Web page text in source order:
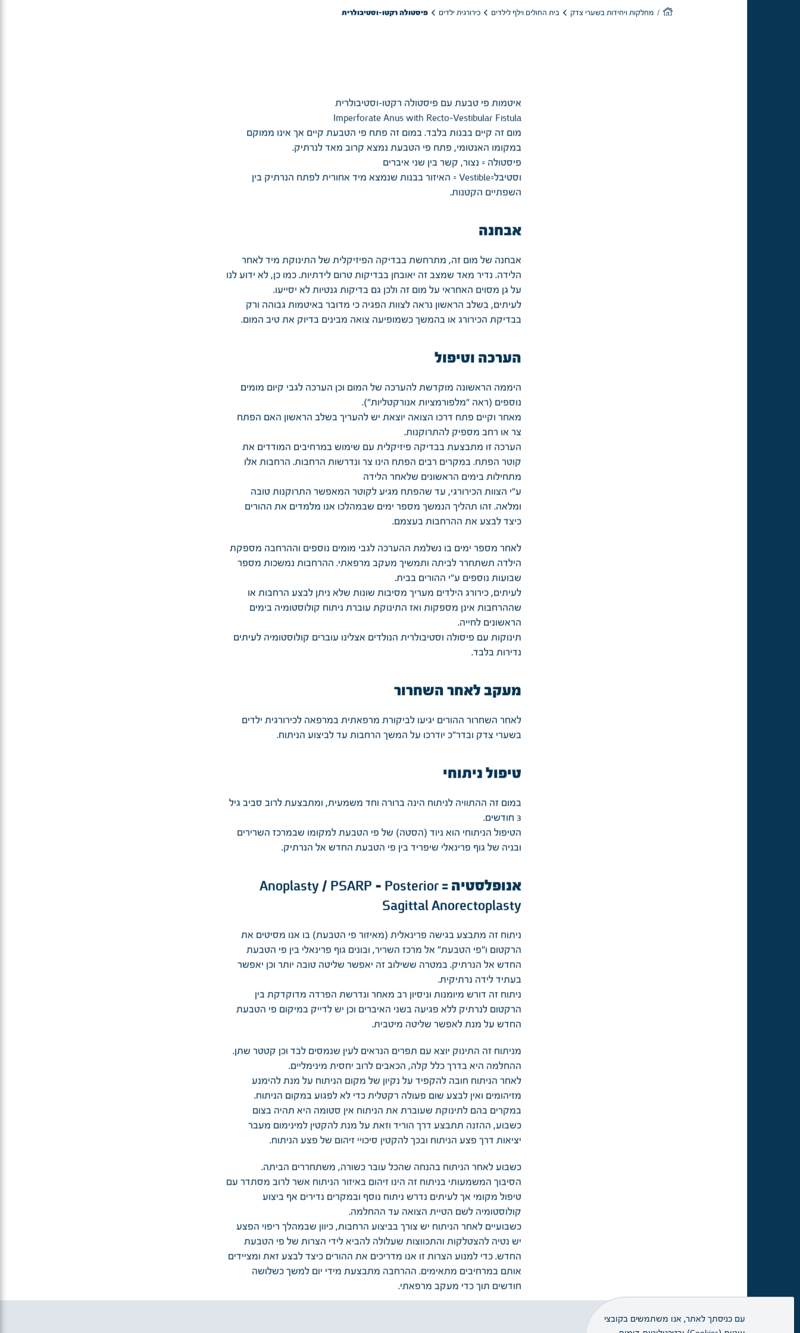
מחלקות ויחידות בשערי צדק בית החולים וילף לילדים כירורגית ילדים פיסטולה רקטו-וסטיבולרית
איטמות פי טבעת עם פיסטולה רקטו-וסטיבולרית
Imperforate Anus with Recto-Vestibular Fistula
מום זה קיים בבנות בלבד. במום זה פתח פי הטבעת קיים אך אינו ממוקם
במקומו האנטומי, פתח פי הטבעת נמצא קרוב מאד לנרתיק.
פיסטולה = נצור, קשר בין שני איברים
וסטיבל=Vestible = האיזור בבנות שנמצא מיד אחורית לפתח הנרתיק בין
השפתיים הקטנות.
אבחנה
אבחנה של מום זה, מתרחשת בבדיקה הפיזיקלית של התינוקת מיד לאחר
הלידה. נדיר מאד שמצב זה יאובחן בבדיקות טרום לידתיות. כמו כן, לא ידוע לנו
על גן מסוים האחראי על מום זה ולכן גם בדיקות גנטיות לא יסייעו.
לעיתים, בשלב הראשון נראה לצוות הפגיה כי מדובר באיטמות גבוהה ורק
בבדיקת הכירורג או בהמשך כשמופיעה צואה מבינים בדיוק את טיב המום.
הערכה וטיפול
היממה הראשונה מוקדשת להערכה של המום וכן הערכה לגבי קיום מומים
נוספים (ראה "מלפורמציות אנורקטליות").
מאחר וקיים פתח דרכו הצואה יוצאת יש להעריך בשלב הראשון האם הפתח
צר או רחב מספיק להתרוקנות.
הערכה זו מתבצעת בבדיקה פיזיקלית עם שימוש במרחיבים המודדים את
קוטר הפתח. במקרים רבים הפתח הינו צר ונדרשות הרחבות. הרחבות אלו
מתחילות בימים הראשונים שלאחר הלידה
ע"י הצוות הכירורגי, עד שהפתח מגיע לקוטר המאפשר התרוקנות טובה
ומלאה. זהו תהליך הנמשך מספר ימים שבמהלכו אנו מלמדים את ההורים
כיצד לבצע את ההרחבות בעצמם.
לאחר מספר ימים בו נשלמת ההערכה לגבי מומים נוספים וההרחבה מספקת
הילדה תשתחרר לביתה ותמשיך מעקב מרפאתי. ההרחבות נמשכות מספר
שבועות נוספים ע"י ההורים בבית.
לעיתים, כירורג הילדים מעריך מסיבות שונות שלא ניתן לבצע הרחבות או
שההרחבות אינן מספקות ואז התינוקת עוברת ניתוח קולוסטומיה בימים
הראשונים לחייה.
תינוקות עם פיסולה וסטיבולרית הנולדים אצלינו עוברים קולוסטומיה לעיתים
נדירות בלבד.
מעקב לאחר השחרור
לאחר השחרור ההורים יגיעו לביקורת מרפאתית במרפאה לכירורגית ילדים
בשערי צדק ובדר"כ יודרכו על המשך הרחבות עד לביצוע הניתוח.
טיפול ניתוחי
במום זה ההתוויה לניתוח הינה ברורה וחד משמעית, ומתבצעת לרוב סביב גיל
3 חודשים.
הטיפול הניתוחי הוא ניוד (הסטה) של פי הטבעת למקומו שבמרכז השרירים
ובניה של גוף פרינאלי שיפריד בין פי הטבעת החדש אל הנרתיק.
אנופלסטיה = Anoplasty / PSARP – Posterior
Sagittal Anorectoplasty
ניתוח זה מתבצע בגישה פרינאלית (מאיזור פי הטבעת) בו אנו מסיטים את
הרקטום ו"פי הטבעת" אל מרכז השריר, ובונים גוף פרינאלי בין פי הטבעת
החדש אל הנרתיק. במטרה ששילוב זה יאפשר שליטה טובה יותר וכן יאפשר
בעתיד לידה נרתיקית.
ניתוח זה דורש מיומנות וניסיון רב מאחר ונדרשת הפרדה מדוקדקת בין
הרקטום לנרתיק ללא פגיעה בשני האיברים וכן יש לדייק במיקום פי הטבעת
החדש על מנת לאפשר שליטה מיטבית.
מניתוח זה התינוק יוצא עם תפרים הנראים לעין שנמסים לבד וכן קטטר שתן.
ההחלמה היא בדרך כלל קלה, הכאבים לרוב יחסית מינימליים.
לאחר הניתוח חובה להקפיד על נקיון של מקום הניתוח על מנת להימנע
מזיהומים ואין לבצע שום פעולה רקטלית כדי לא לפגוע במקום הניתוח.
במקרים בהם לתינוקת שעוברת את הניתוח אין סטומה היא תהיה בצום
כשבוע, ההזנה תתבצע דרך הוריד וזאת על מנת להקטין למינימום מעבר
יציאות דרך פצע הניתוח ובכך להקטין סיכויי זיהום של פצע הניתוח.
כשבוע לאחר הניתוח בהנחה שהכל עובר כשורה, משתחררים הביתה.
הסיבוך המשמעותי בניתוח זה הינו זיהום באיזור הניתוח אשר לרוב מסתדר עם
טיפול מקומי אך לעיתים נדרש ניתוח נוסף ובמקרים נדירים אף ביצוע
קולוסטומיה לשם הטיית הצואה עד ההחלמה.
כשבועיים לאחר הניתוח יש צורך בביצוע הרחבות, כיוון שבמהלך ריפוי הפצע
יש נטיה להצטלקות והתכווצות שעלולה להביא לידי הצרות של פי הטבעת
החדש. כדי למנוע הצרות זו אנו מדריכים את ההורים כיצד לבצע זאת ומציידים
אותם במרחיבים מתאימים. ההרחבה מתבצעת מידי יום למשך כשלושה
חודשים תוך כדי מעקב מרפאתי.
עם כניסתך לאתר, אנו משתמשים בקובצי